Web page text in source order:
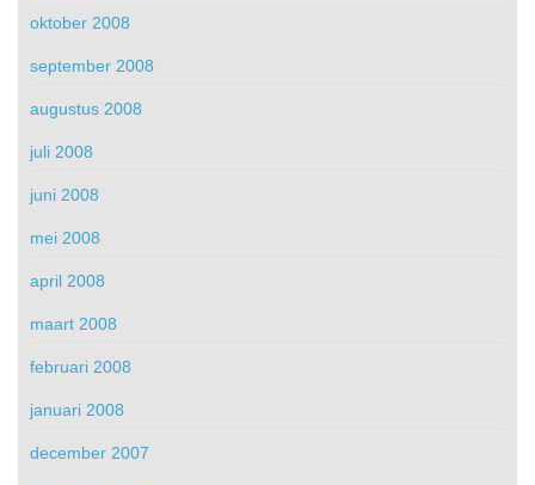
oktober 2008
september 2008
augustus 2008
juli 2008
juni 2008
mei 2008
april 2008
maart 2008
februari 2008
januari 2008
december 2007